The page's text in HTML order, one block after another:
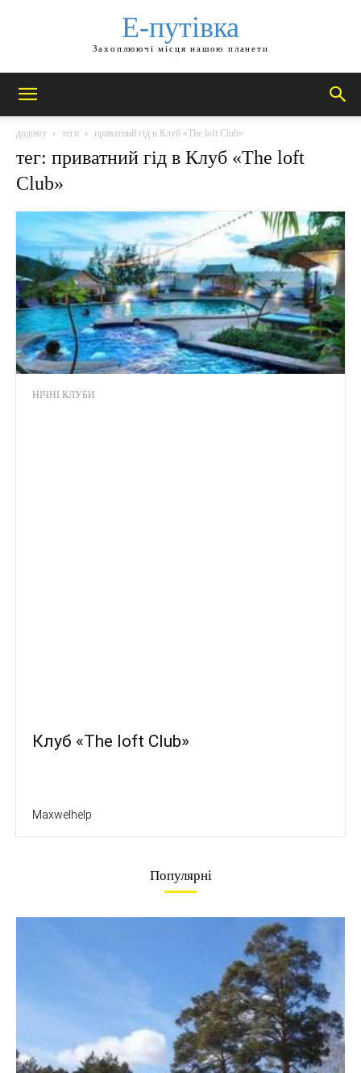
Е-путівка
Захоплюючі місця нашою планети
додому теги приватний гід в Клуб «The loft Club»
тег: приватний гід в Клуб «The loft
Club»
НІЧНІ КЛУБИ
Клуб «The loft Club»
Maxwelhelp
Популярні